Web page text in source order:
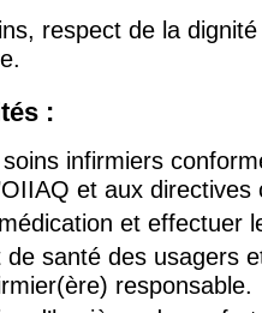
respect de la
:
infirmiers
et aux directives
et effectuer
de santé des usagers
responsable.